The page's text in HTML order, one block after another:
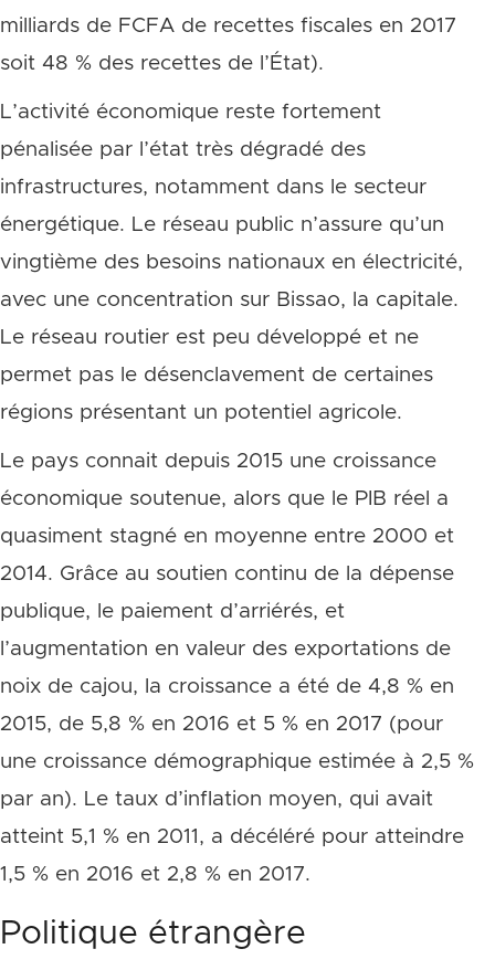
milliards de FCFA de recettes fiscales en 2017
soit 48 % des recettes de l’État).
L’activité économique reste fortement
pénalisée par l’état très dégradé des
infrastructures, notamment dans le secteur
énergétique. Le réseau public n’assure qu’un
vingtième des besoins nationaux en électricité,
avec une concentration sur Bissao, la capitale.
Le réseau routier est peu développé et ne
permet pas le désenclavement de certaines
régions présentant un potentiel agricole.
Le pays connait depuis 2015 une croissance
économique soutenue, alors que le PIB réel a
quasiment stagné en moyenne entre 2000 et
2014. Grâce au soutien continu de la dépense
publique, le paiement d’arriérés, et
l’augmentation en valeur des exportations de
noix de cajou, la croissance a été de 4,8 % en
2015, de 5,8 % en 2016 et 5 % en 2017 (pour
une croissance démographique estimée à 2,5 %
par an). Le taux d’inflation moyen, qui avait
atteint 5,1 % en 2011, a décéléré pour atteindre
1,5 % en 2016 et 2,8 % en 2017.
Politique étrangère